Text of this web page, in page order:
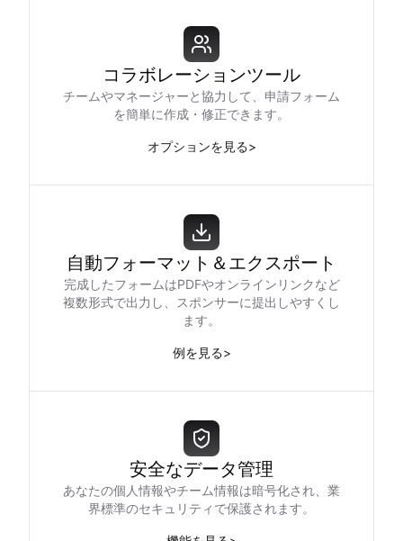
コラボレーションツール
チームやマネージャーと協力して、申請フォーム
を簡単に作成・修正できます。
オプションを見る>
自動フォーマット＆エクスポート
完成したフォームはPDFやオンラインリンクなど
複数形式で出力し、スポンサーに提出しやすくし
ます。
例を見る>
安全なデータ管理
あなたの個人情報やチーム情報は暗号化され、業
界標準のセキュリティで保護されます。